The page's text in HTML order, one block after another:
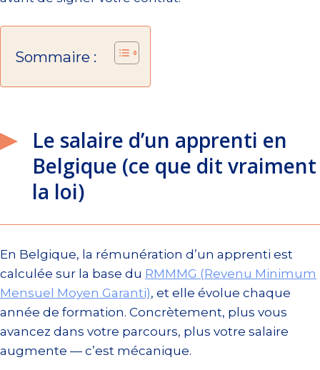
Sommaire :
Le salaire d’un apprenti en
Belgique (ce que dit vraiment
la loi)
En Belgique, la rémunération d’un apprenti est
calculée sur la base du RMMMG (Revenu Minimum
Mensuel Moyen Garanti), et elle évolue chaque
année de formation. Concrètement, plus vous
avancez dans votre parcours, plus votre salaire
augmente — c’est mécanique.